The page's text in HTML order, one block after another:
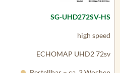
SG-UHD272SV-HS
high speed
ECHOMAP UHD2 72sv